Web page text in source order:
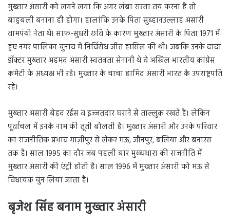
मुख्तार अंसारी को लगने लगा कि अगर लंबा रास्ता तय करना है तो
बाहुबली बनाना ही होगा। हालांकि उनके पिता सुब्हानउल्लाह अंसारी
वामपंथी नेता थे। साफ-सुधरी छवि के कारण मुख्तार अंसारी के पिता 1971 में
हुए नगर पालिका चुनाव में निर्विरोध जीत हासिल की थी। जबकि उनके दादा
डॉक्टर मुख्तार अहमद अंसारी स्वतंत्रता सेनानी थे वे अखिल भारतीय कांग्रेस
कमेटी के अध्यक्ष भी रहे। मुख्तार के चाचा हामिद अंसारी भारत के उपराष्ट्रपति
रहे।
मुख्तार अंसारी बेहद रईस व इज्जतदार घराने से ताल्लुक रखते हैं। लेकिन
पूर्वांचल में इनके नाम की तूती बोलती है। मुख़्तार अंसारी और उनके परिवार
का राजनीतिक प्रभाव ग़ाज़ीपुर से लेकर मऊ, जौनपुर, बलिया और बनारस
तक है। साल 1995 का दौर जब पहली बार मुख्यधारा की राजनीति में
मुख्तार अंसारी की एंट्री होती है। साल 1996 में मुख्तार अंसारी को मऊ से
विधायक चुन लिया जाता है।
बृजेश सिंह बनाम मुख्तार अंसारी